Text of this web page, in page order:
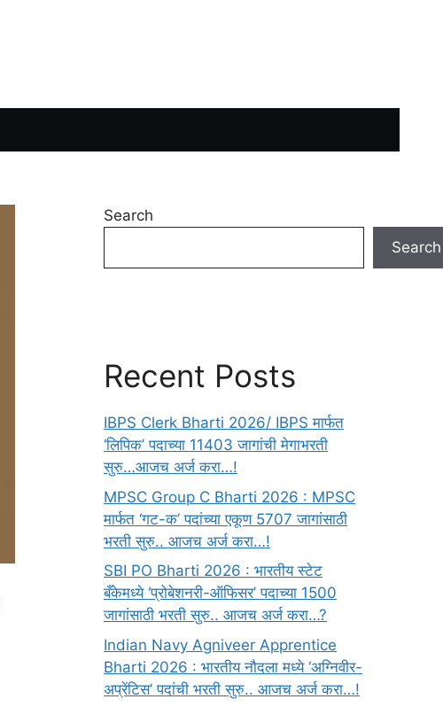
Search
Search
Recent Posts
IBPS Clerk Bharti 2026/ IBPS मार्फत
‘लिपिक’ पदाच्या 11403 जागांची मेगाभरती
सुरु…आजच अर्ज करा…!
MPSC Group C Bharti 2026 : MPSC
मार्फत ‘गट-क’ पदांच्या एकूण 5707 जागांसाठी
भरती सुरु.. आजच अर्ज करा…!
SBI PO Bharti 2026 : भारतीय स्टेट
बँकेमध्ये ‘प्रोबेशनरी-ऑफिसर’ पदाच्या 1500
जागांसाठी भरती सुरु.. आजच अर्ज करा…?
Indian Navy Agniveer Apprentice
Bharti 2026 : भारतीय नौदला मध्ये ‘अग्निवीर-
अप्रेंटिस’ पदांची भरती सुरु.. आजच अर्ज करा…!